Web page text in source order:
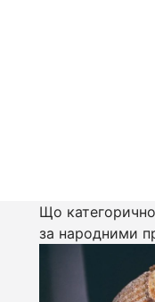
Що
за народними